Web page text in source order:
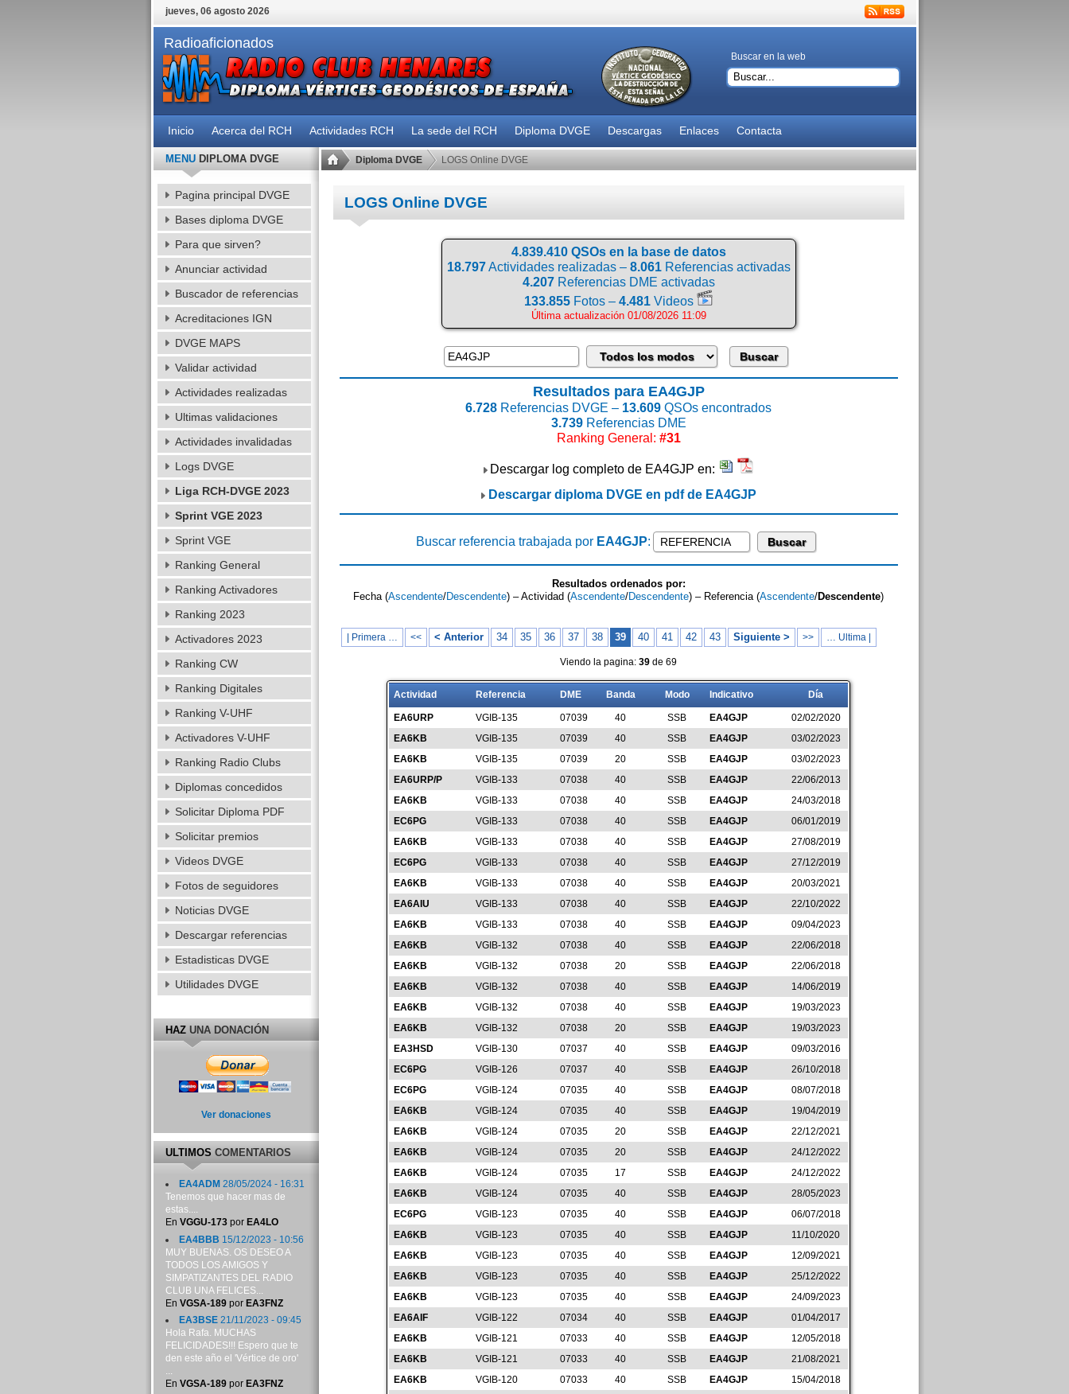
jueves, 06 agosto 2026
Radioaficionados
Buscar en la web
Inicio Acerca del RCH Actividades RCH La sede del RCH Diploma DVGE Descargas Enlaces Contacta
Diploma DVGE LOGS Online DVGE
LOGS Online DVGE
4.839.410 QSOs en la base de datos
18.797Actividades realizadas – 8.061Referencias activadas
4.207Referencias DME activadas
133.855 Fotos – 4.481 Videos
Última actualización 01/08/2026 11:09
Resultados para EA4GJP
6.728 Referencias DVGE – 13.609 QSOs encontrados
3.739Referencias DME
Ranking General: #31
Descargar log completo de EA4GJP en:
Descargar diploma DVGE en pdf de EA4GJP
Buscar referencia trabajada por EA4GJP:
Resultados ordenados por:
Fecha (Ascendente/Descendente) – Actividad (Ascendente/Descendente) – Referencia (Ascendente/Descendente)
| Primera … << < Anterior 34 35 36 37 38 39 40 41 42 43 Siguiente > >> … Ultima |
Viendo la pagina: 39 de 69
Actividad Referencia DME Banda Modo Indicativo Día
EA6URP VGIB-135 07039 40 SSB EA4GJP
02/02/2020
EA6KB
VGIB-135 07039 40 SSB EA4GJP
03/02/2023
EA6KB
VGIB-135 07039 20 SSB EA4GJP
03/02/2023
EA6URP/P
VGIB-133 07038 40 SSB EA4GJP
22/06/2013
EA6KB
VGIB-133 07038 40 SSB EA4GJP
24/03/2018
EC6PG
VGIB-133 07038 40 SSB EA4GJP
06/01/2019
EA6KB
VGIB-133 07038 40 SSB EA4GJP
27/08/2019
EC6PG
VGIB-133 07038 40 SSB EA4GJP
27/12/2019
EA6KB
VGIB-133 07038 40 SSB EA4GJP
20/03/2021
EA6AIU
VGIB-133 07038 40 SSB EA4GJP
22/10/2022
EA6KB
VGIB-133 07038 40 SSB EA4GJP
09/04/2023
EA6KB
VGIB-132 07038 40 SSB EA4GJP
22/06/2018
EA6KB
VGIB-132 07038 20 SSB EA4GJP
22/06/2018
EA6KB
VGIB-132 07038 40 SSB EA4GJP
14/06/2019
EA6KB
VGIB-132 07038 40 SSB EA4GJP
19/03/2023
EA6KB
VGIB-132 07038 20 SSB EA4GJP
19/03/2023
EA3HSD
VGIB-130 07037 40 SSB EA4GJP
09/03/2016
EC6PG
VGIB-126 07037 40 SSB EA4GJP
26/10/2018
EC6PG
VGIB-124 07035 40 SSB EA4GJP
08/07/2018
EA6KB
VGIB-124 07035 40 SSB EA4GJP
19/04/2019
EA6KB
VGIB-124 07035 20 SSB EA4GJP
22/12/2021
EA6KB
VGIB-124 07035 20 SSB EA4GJP
24/12/2022
EA6KB
VGIB-124 07035 17 SSB EA4GJP
24/12/2022
EA6KB
VGIB-124 07035 40 SSB EA4GJP
28/05/2023
EC6PG
VGIB-123 07035 40 SSB EA4GJP
06/07/2018
EA6KB
VGIB-123 07035 40 SSB EA4GJP
11/10/2020
EA6KB
VGIB-123 07035 40 SSB EA4GJP
12/09/2021
EA6KB
VGIB-123 07035 40 SSB EA4GJP
25/12/2022
EA6KB
VGIB-123 07035 40 SSB EA4GJP
24/09/2023
EA6AIF
VGIB-122 07034 40 SSB EA4GJP
01/04/2017
EA6KB
VGIB-121 07033 40 SSB EA4GJP
12/05/2018
EA6KB
VGIB-121 07033 40 SSB EA4GJP
21/08/2021
EA6KB
VGIB-120 07033 40 SSB EA4GJP
15/04/2018
MENUDIPLOMA DVGE
Pagina principal DVGE
Bases diploma DVGE
Para que sirven?
Anunciar actividad
Buscador de referencias
Acreditaciones IGN
DVGE MAPS
Validar actividad
Actividades realizadas
Ultimas validaciones
Actividades invalidadas
Logs DVGE
Liga RCH-DVGE 2023
Sprint VGE 2023
Sprint VGE
Ranking General
Ranking Activadores
Ranking 2023
Activadores 2023
Ranking CW
Ranking Digitales
Ranking V-UHF
Activadores V-UHF
Ranking Radio Clubs
Diplomas concedidos
Solicitar Diploma PDF
Solicitar premios
Videos DVGE
Fotos de seguidores
Noticias DVGE
Descargar referencias
Estadisticas DVGE
Utilidades DVGE
HAZUNA DONACIÓN
Ver donaciones
ULTIMOSCOMENTARIOS
EA4ADM 28/05/2024 - 16:31
Tenemos que hacer mas de
estas....
En VGGU-173por EA4LO
EA4BBB 15/12/2023 - 10:56
MUY BUENAS. OS DESEO A
TODOS LOS AMIGOS Y
SIMPATIZANTES DEL RADIO
CLUB UNA FELICES...
En VGSA-189por EA3FNZ
EA3BSE21/11/2023 - 09:45
Hola Rafa. MUCHAS
FELICIDADES!!! Espero que te
den este año el 'Vértice de oro'
...
En VGSA-189por EA3FNZ